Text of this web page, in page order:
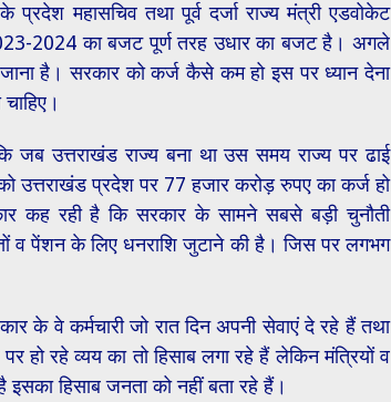
महासचिव तथा पूर्व दर्जा राज्य मंत्री एडवोकेट
2024 का बजट पूर्ण तरह उधार का बजट है। अगले
है। सरकार को कर्ज कैसे कम हो इस पर ध्यान देना
जब उत्तराखंड राज्य बना था उस समय राज्य पर ढाई
उत्तराखंड प्रदेश पर 77 हजार करोड़ रुपए का कर्ज हो
कह रही है कि सरकार के सामने सबसे बड़ी चुनौती
व पेंशन के लिए धनराशि जुटाने की है। जिस पर लगभग
के वे कर्मचारी जो रात दिन अपनी सेवाएं दे रहे हैं तथा
पर हो रहे व्यय का तो हिसाब लगा रहे हैं लेकिन मंत्रियों व
इसका हिसाब जनता को नहीं बता रहे हैं।